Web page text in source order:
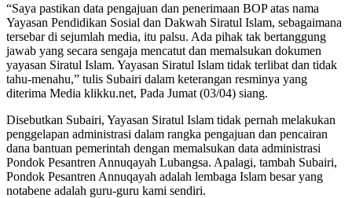
“Saya pastikan data pengajuan dan penerimaan BOP atas nama
Yayasan Pendidikan Sosial dan Dakwah Siratul Islam, sebagaimana
tersebar di sejumlah media, itu palsu. Ada pihak tak bertanggung
jawab yang secara sengaja mencatut dan memalsukan dokumen
yayasan Siratul Islam. Yayasan Siratul Islam tidak terlibat dan tidak
tahu-menahu,” tulis Subairi dalam keterangan resminya yang
diterima Media klikku.net, Pada Jumat (03/04) siang.
Disebutkan Subairi, Yayasan Siratul Islam tidak pernah melakukan
penggelapan administrasi dalam rangka pengajuan dan pencairan
dana bantuan pemerintah dengan memalsukan data administrasi
Pondok Pesantren Annuqayah Lubangsa. Apalagi, tambah Subairi,
Pondok Pesantren Annuqayah adalah lembaga Islam besar yang
notabene adalah guru-guru kami sendiri.